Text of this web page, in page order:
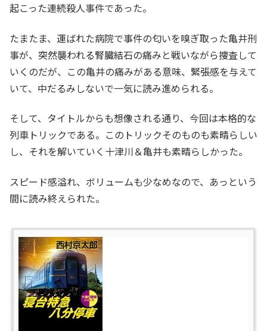
起こった連続殺人事件であった。
たまたま、運ばれた病院で事件の匂いを嗅ぎ取った亀井刑
事が、突然襲われる腎臓結石の痛みと戦いながら捜査して
いくのだが、この亀井の痛みがある意味、緊張感を与えて
いて、中だるみしないで一気に読み進められる。
そして、タイトルからも想像される通り、今回は本格的な
列車トリックである。このトリックそのものも素晴らしい
し、それを解いていく十津川＆亀井も素晴らしかった。
スピード感溢れ、ボリュームも少なめなので、あっという
間に読み終えられた。